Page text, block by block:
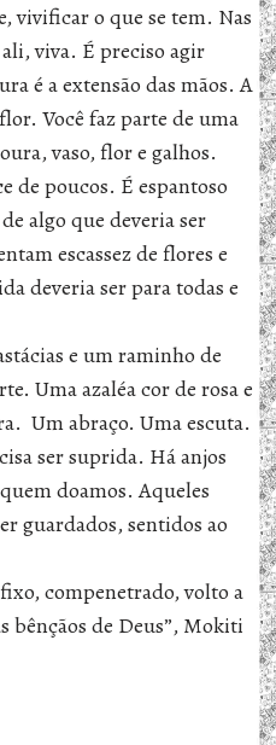
vivificar o que se tem. Nas
viva. É preciso agir
é a extensão das mãos. A
Você faz parte de uma
vaso, flor e galhos.
de poucos. É espantoso
algo que deveria ser
escassez de flores e
deveria ser para todas e
e um raminho de
Uma azaléa cor de rosa e
Um abraço. Uma escuta.
ser suprida. Há anjos
doamos. Aqueles
guardados, sentidos ao
compenetrado, volto a
bênçãos de Deus”, Mokiti